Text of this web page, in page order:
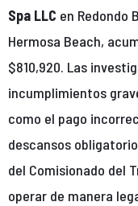
Spa LLC en Redondo
Hermosa Beach,
$810,920. Las
incumplimientos
como el pago
descansos
del Comisionado del
operar de manera